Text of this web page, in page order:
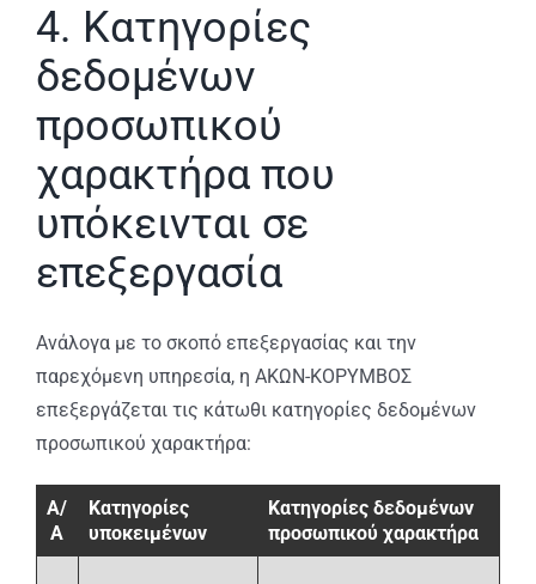
4. Κατηγορίες
δεδομένων
προσωπικού
χαρακτήρα που
υπόκεινται σε
επεξεργασία
Ανάλογα με το σκοπό επεξεργασίας και την
παρεχόμενη υπηρεσία, η ΑΚΩΝ-ΚΟΡΥΜΒΟΣ
επεξεργάζεται τις κάτωθι κατηγορίες δεδομένων
προσωπικού χαρακτήρα:
Α/
Α
Κατηγορίες
υποκειμένων
Κατηγορίες δεδομένων
προσωπικού χαρακτήρα